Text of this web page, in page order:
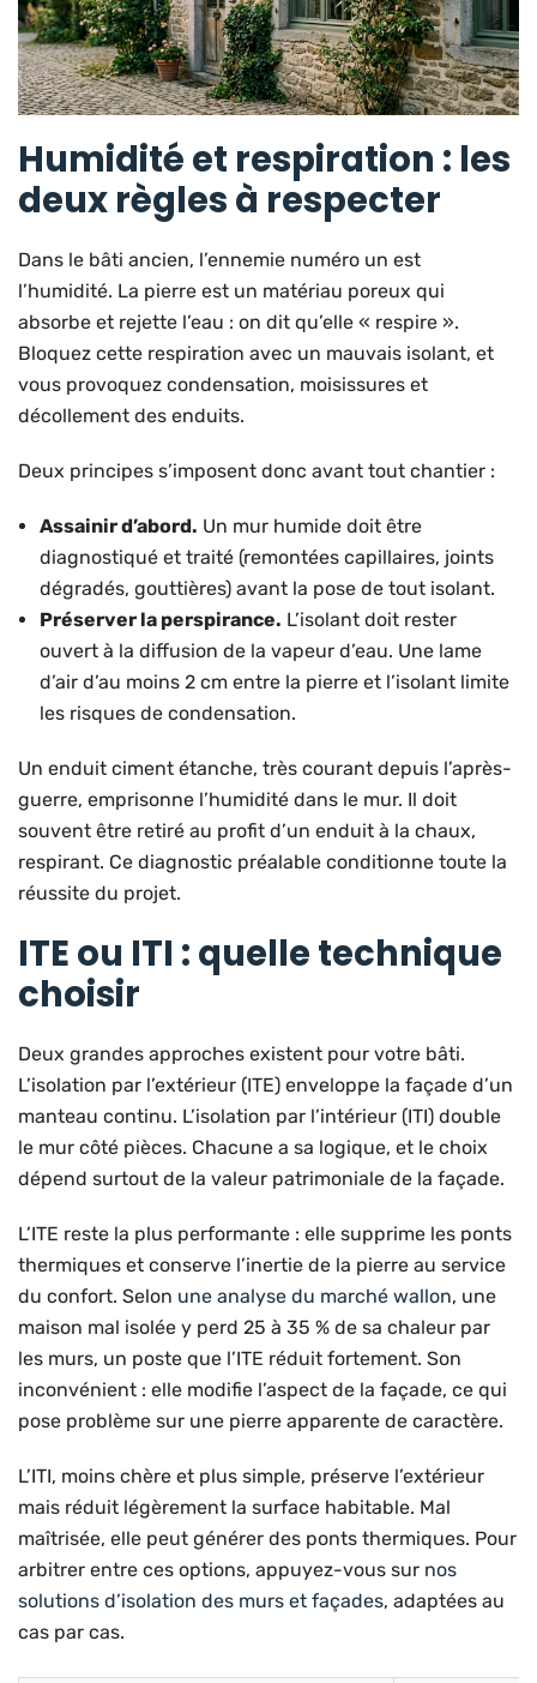
Humidité et respiration : les
deux règles à respecter
Dans le bâti ancien, l’ennemie numéro un est
l’humidité. La pierre est un matériau poreux qui
absorbe et rejette l’eau : on dit qu’elle « respire ».
Bloquez cette respiration avec un mauvais isolant, et
vous provoquez condensation, moisissures et
décollement des enduits.
Deux principes s’imposent donc avant tout chantier :
Assainir d’abord. Un mur humide doit être
diagnostiqué et traité (remontées capillaires, joints
dégradés, gouttières) avant la pose de tout isolant.
Préserver la perspirance. L’isolant doit rester
ouvert à la diffusion de la vapeur d’eau. Une lame
d’air d’au moins 2 cm entre la pierre et l’isolant limite
les risques de condensation.
Un enduit ciment étanche, très courant depuis l’après-
guerre, emprisonne l’humidité dans le mur. Il doit
souvent être retiré au profit d’un enduit à la chaux,
respirant. Ce diagnostic préalable conditionne toute la
réussite du projet.
ITE ou ITI : quelle technique
choisir
Deux grandes approches existent pour votre bâti.
L’isolation par l’extérieur (ITE) enveloppe la façade d’un
manteau continu. L’isolation par l’intérieur (ITI) double
le mur côté pièces. Chacune a sa logique, et le choix
dépend surtout de la valeur patrimoniale de la façade.
L’ITE reste la plus performante : elle supprime les ponts
thermiques et conserve l’inertie de la pierre au service
du confort. Selon une analyse du marché wallon, une
maison mal isolée y perd 25 à 35 % de sa chaleur par
les murs, un poste que l’ITE réduit fortement. Son
inconvénient : elle modifie l’aspect de la façade, ce qui
pose problème sur une pierre apparente de caractère.
L’ITI, moins chère et plus simple, préserve l’extérieur
mais réduit légèrement la surface habitable. Mal
maîtrisée, elle peut générer des ponts thermiques. Pour
arbitrer entre ces options, appuyez-vous sur nos
solutions d’isolation des murs et façades, adaptées au
cas par cas.